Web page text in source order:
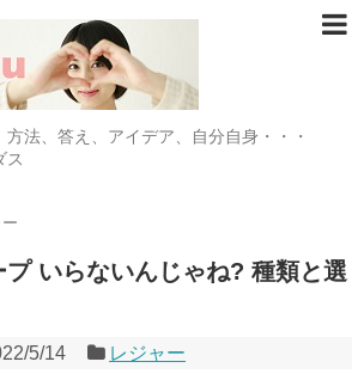
方法、答え、アイデア、自分自身・・・
ス
プ いらないんじゃね? 種類と選
5/14 レジャー